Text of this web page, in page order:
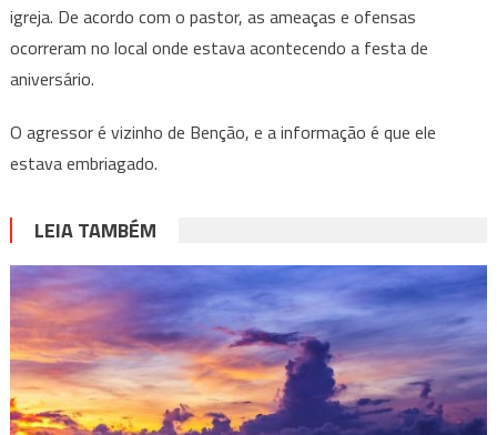
igreja. De acordo com o pastor, as ameaças e ofensas
ocorreram no local onde estava acontecendo a festa de
aniversário.
O agressor é vizinho de Benção, e a informação é que ele
estava embriagado.
LEIA TAMBÉM